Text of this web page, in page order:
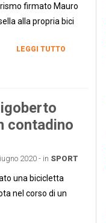
firmato Mauro
alla propria bici
LEGGI TUTTO
contadino
2020 - in SPORT
una bicicletta
nel corso di un